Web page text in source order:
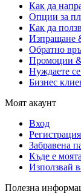
Как да
Опции за
Как да
Изпращане
Обратно
Промоции
Нуждаете
Бизнес
Моят акаунт
Вход
Регистрация
Забравена
Къде е
Използвай
Полезна